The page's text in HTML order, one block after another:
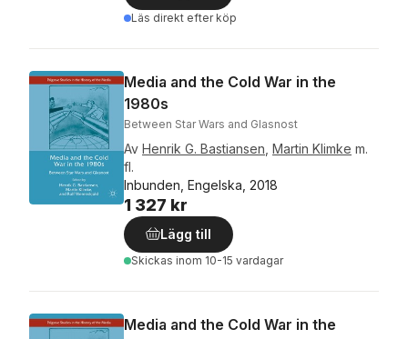
Läs direkt efter köp
Media and the Cold War in the
1980s
Between Star Wars and Glasnost
Av Henrik G. Bastiansen Martin Klimke m.
fl.
Inbunden, Engelska, 2018
1 327 kr
Lägg till
Skickas inom 10-15 vardagar
Media and the Cold War in the